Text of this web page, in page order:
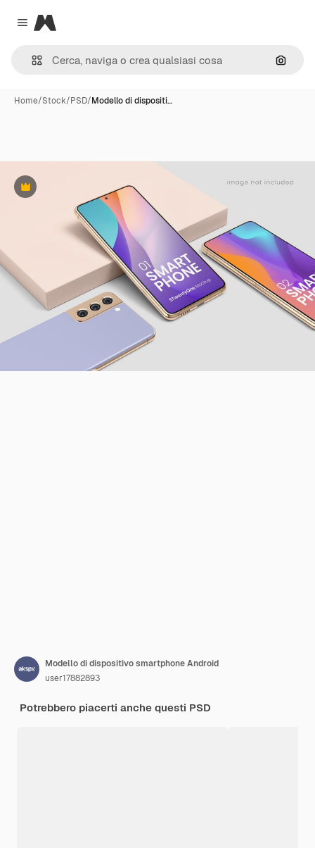
Close menu
Magnific
Cerca
Home/Stock/PSD/Modello di dispositi…
Premium
Modello di dispositivo smartphone Android
user17882893
Potrebbero piacerti anche questi PSD